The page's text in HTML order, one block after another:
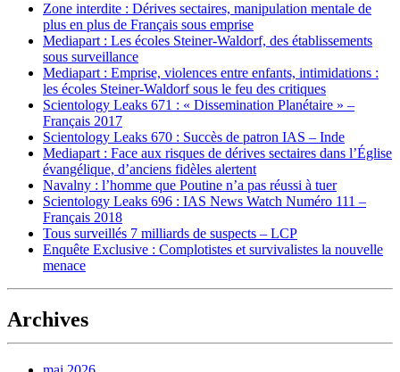
Zone interdite : Dérives sectaires, manipulation mentale de
plus en plus de Français sous emprise
Mediapart : Les écoles Steiner-Waldorf, des établissements
sous surveillance
Mediapart : Emprise, violences entre enfants, intimidations :
les écoles Steiner-Waldorf sous le feu des critiques
Scientology Leaks 671 : « Dissemination Planétaire » –
Français 2017
Scientology Leaks 670 : Succès de patron IAS – Inde
Mediapart : Face aux risques de dérives sectaires dans l’Église
évangélique, d’anciens fidèles alertent
Navalny : l’homme que Poutine n’a pas réussi à tuer
Scientology Leaks 696 : IAS News Watch Numéro 111 –
Français 2018
Tous surveillés 7 milliards de suspects – LCP
Enquête Exclusive : Complotistes et survivalistes la nouvelle
menace
Archives